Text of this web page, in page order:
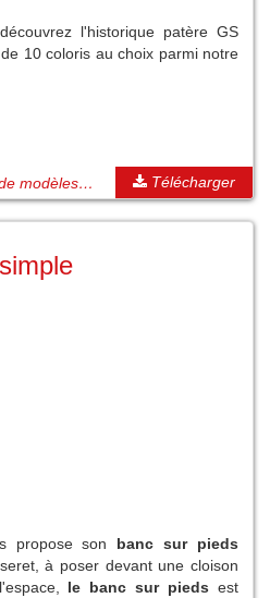
l'historique patère GS
10 coloris au choix parmi notre
modèles… Télécharger
propose son banc sur pieds
à poser devant une cloison
le banc sur pieds est